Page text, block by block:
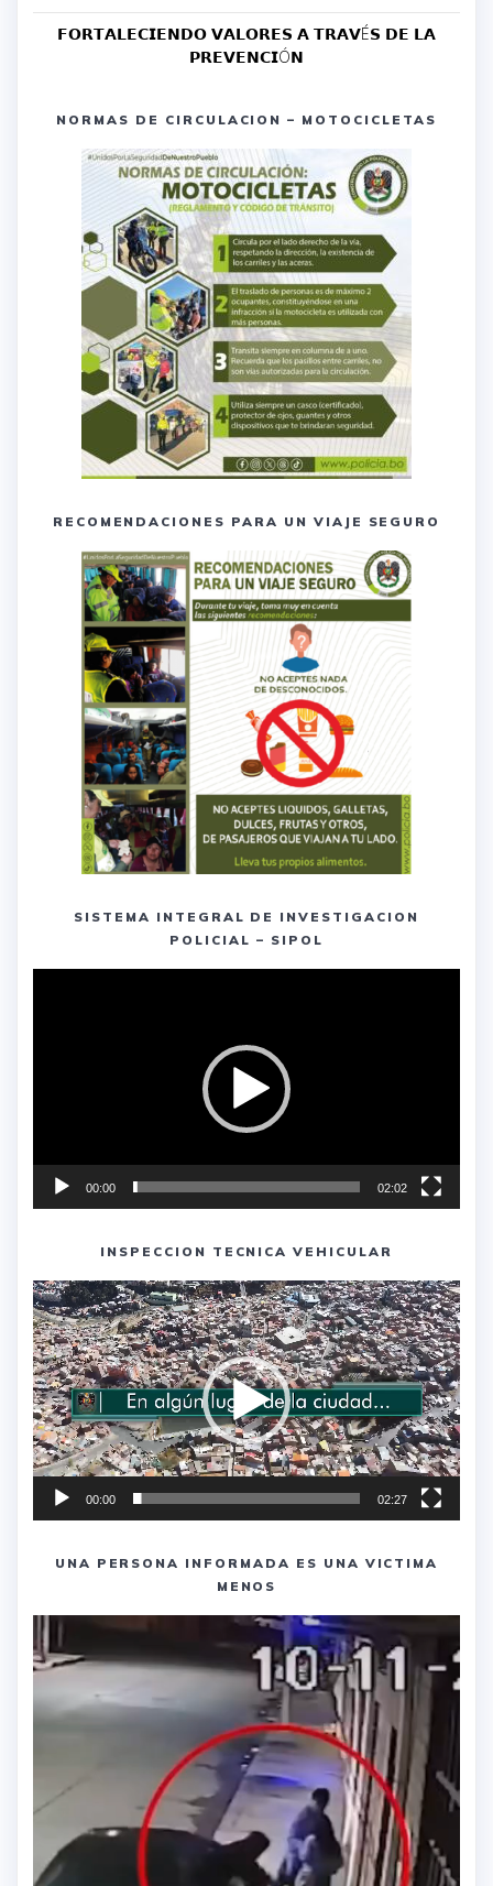
𝗙𝗢𝗥𝗧𝗔𝗟𝗘𝗖𝗜𝗘𝗡𝗗𝗢 𝗩𝗔𝗟𝗢𝗥𝗘𝗦 𝗔 𝗧𝗥𝗔𝗩É𝗦 𝗗𝗘 𝗟𝗔
𝗣𝗥𝗘𝗩𝗘𝗡𝗖𝗜Ó𝗡
NORMAS DE CIRCULACION – MOTOCICLETAS
RECOMENDACIONES PARA UN VIAJE SEGURO
SISTEMA INTEGRAL DE INVESTIGACION
POLICIAL – SIPOL
00:00 02:02
INSPECCION TECNICA VEHICULAR
Reproductor
de
vídeo
00:00 02:27
UNA PERSONA INFORMADA ES UNA VICTIMA
MENOS
Reproductor
de
vídeo